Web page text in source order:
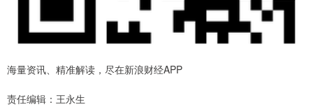
海量资讯、精准解读，尽在新浪财经APP
责任编辑：王永生